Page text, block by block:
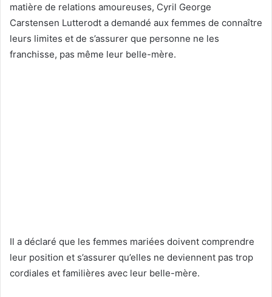
matière de relations amoureuses, Cyril George
Carstensen Lutterodt a demandé aux femmes de connaître
leurs limites et de s’assurer que personne ne les
franchisse, pas même leur belle-mère.
Il a déclaré que les femmes mariées doivent comprendre
leur position et s’assurer qu’elles ne deviennent pas trop
cordiales et familières avec leur belle-mère.